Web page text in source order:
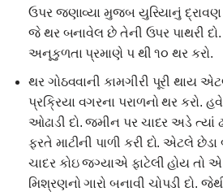
ઉપર જણાવ્યા મુજબ યુરિયાનું
જે થર બનાવેલ છે તેની ઉપર પાથરી
અનૂકુળતા પ્રમાણે પ થી ૧૦ થર કરો.
થર ગોઠવવાની કામગીરી પૂરી થાય
પ્રક્રિયા વગરના પરાળનો થર કરો.
ઓઢાડી દો. જમીન પર ચાદર અડે ત્યાં
ફરતે માટીની પાળી કરી દો. એટલે
ચાદર કોઇ જગ્યાએ ફાટેલી હોય તો
મિશ્રણનો ગારો બનાવી ચોપડી દો.